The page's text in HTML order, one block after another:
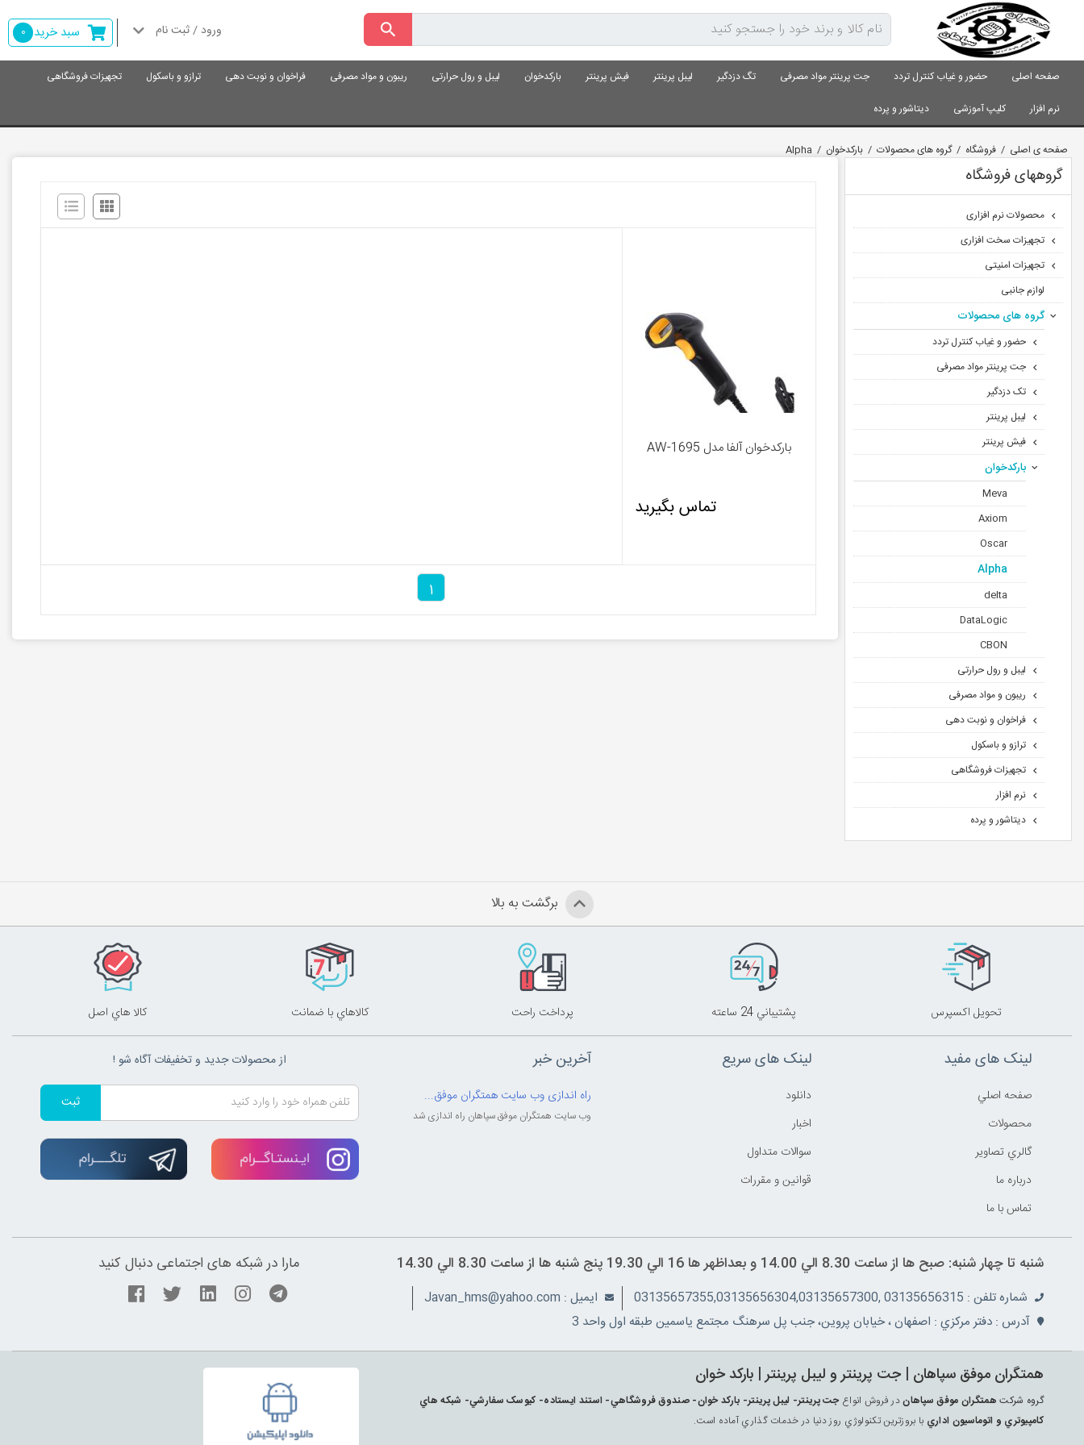
سبد خرید 0 ورود / ثبت نام
صفحه اصلی حضور و غیاب کنترل تردد جت پرینتر مواد مصرفی تگ دزدگیر لیبل پرینتر فیش پرینتر بارکدخوان لیبل و رول حرارتی ریبون و مواد مصرفی فراخوان و نوبت دهی ترازو و باسکول
تجهیزات فروشگاهی
نرم افزار
کلیپ آموزشی دیتاشور و پرده
صفحه ی اصلی / فروشگاه /گروه های محصولات / بارکدخوان /
Alpha
گروههای فروشگاه
محصولات نرم افزاری
تجهیزات سخت افزاری
تجهیزات امنیتی
لوازم جانبی
گروه های محصولات
حضور و غیاب کنترل تردد
جت پرینتر مواد مصرفی
تک دزدگیر
لیبل پرینتر
فیش پرینتر
بارکدخوان
Meva
Axiom
Oscar
Alpha
delta
DataLogic
CBON
لیبل و رول حرارتی
ریبون و مواد مصرفی
فراخوان و نوبت دهی
ترازو و باسکول
تجهیزات فروشگاهی
نرم افزار
دیتاشور و پرده
بارکدخوان آلفا مدل AW-1695
تماس بگیرید
1
برگشت به بالا
تحويل اکسپرس پشتيباني 24 ساعته پرداخت راحت کالاهاي با ضمانت کالا هاي اصل
لینک های مفید
صفحه اصلي
محصولات
گالري تصاوير
درباره ما
تماس با ما
لینک های سریع
دانلود
اخبار
سوالات متداول
قوانين و مقررات
آخرین خبر
راه اندازی وب سایت همتگران موفق...
وب سایت همتگران موفق سپاهان راه اندازی شد
از محصولات جدید و تخفیفات آگاه شو !
ثبت
شنبه تا چهار شنبه: صبح ها از ساعت 8.30 الي 14.00 و بعداظهر ها 16 الي 19.30 پنج شنبه ها از ساعت 8.30 الي 14.30
شماره تلفن : 03135656315 ,03135657355,03135656304,03135657300
ايميل : Javan_hms@yahoo.com
آدرس : دفتر مرکزي : اصفهان ، خيابان پروين، جنب پل سرهنگ مجتمع ياسمين طبقه اول واحد 3
مارا در شبکه های اجتماعی دنبال کنید
همتگران موفق سپاهان | جت پرينتر و ليبل پرينتر | بارکد خوان
گروه شرکت همتگران موفق سپاهاندر فروش انواع جت پرينتر- ليبل پرينتر- بارکد خوان- صندوق فروشگاهي- استند ايستاده- کيوسک سفارشي- شبکه هاي
کامپيوتري و اتوماسيون اداري با بروزترين تکنولوژي روز دنيا در خدمات گذاري آماده است.